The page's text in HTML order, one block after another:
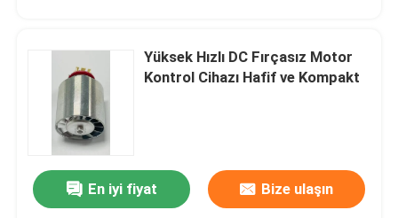
Yüksek Hızlı DC Fırçasız Motor
Kontrol Cihazı Hafif ve Kompakt
En iyi fiyat Bize ulaşın